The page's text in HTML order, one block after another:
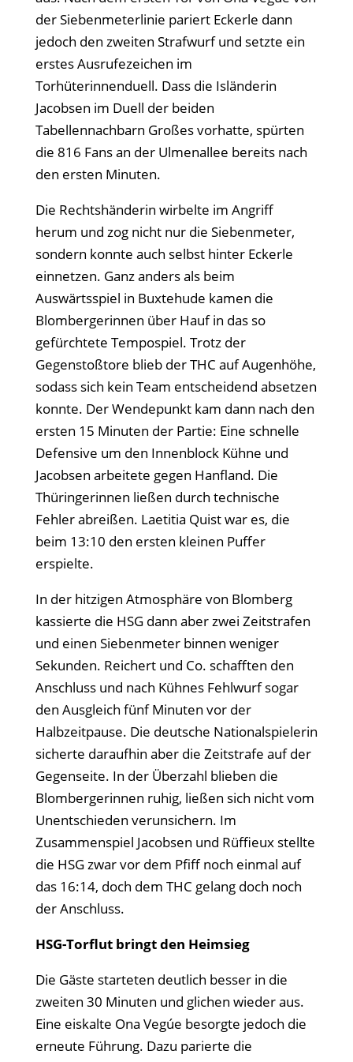
der Siebenmeterlinie pariert Eckerle dann
jedoch den zweiten Strafwurf und setzte ein
erstes Ausrufezeichen im
Torhüterinnenduell. Dass die Isländerin
Jacobsen im Duell der beiden
Tabellennachbarn Großes vorhatte, spürten
die 816 Fans an der Ulmenallee bereits nach
den ersten Minuten.
Die Rechtshänderin wirbelte im Angriff
herum und zog nicht nur die Siebenmeter,
sondern konnte auch selbst hinter Eckerle
einnetzen. Ganz anders als beim
Auswärtsspiel in Buxtehude kamen die
Blombergerinnen über Hauf in das so
gefürchtete Tempospiel. Trotz der
Gegenstoßtore blieb der THC auf Augenhöhe,
sodass sich kein Team entscheidend absetzen
konnte. Der Wendepunkt kam dann nach den
ersten 15 Minuten der Partie: Eine schnelle
Defensive um den Innenblock Kühne und
Jacobsen arbeitete gegen Hanfland. Die
Thüringerinnen ließen durch technische
Fehler abreißen. Laetitia Quist war es, die
beim 13:10 den ersten kleinen Puffer
erspielte.
In der hitzigen Atmosphäre von Blomberg
kassierte die HSG dann aber zwei Zeitstrafen
und einen Siebenmeter binnen weniger
Sekunden. Reichert und Co. schafften den
Anschluss und nach Kühnes Fehlwurf sogar
den Ausgleich fünf Minuten vor der
Halbzeitpause. Die deutsche Nationalspielerin
sicherte daraufhin aber die Zeitstrafe auf der
Gegenseite. In der Überzahl blieben die
Blombergerinnen ruhig, ließen sich nicht vom
Unentschieden verunsichern. Im
Zusammenspiel Jacobsen und Rüffieux stellte
die HSG zwar vor dem Pfiff noch einmal auf
das 16:14, doch dem THC gelang doch noch
der Anschluss.
HSG-Torflut bringt den Heimsieg
Die Gäste starteten deutlich besser in die
zweiten 30 Minuten und glichen wieder aus.
Eine eiskalte Ona Vegúe besorgte jedoch die
erneute Führung. Dazu parierte die